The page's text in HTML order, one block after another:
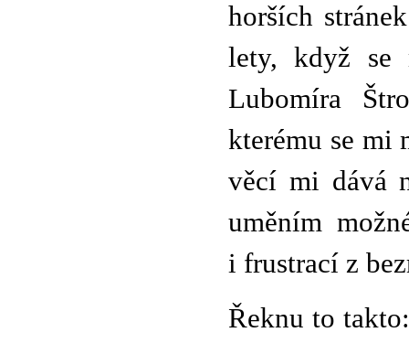
horších
lety, když
Lubomíra
kterému se mi
věcí mi dává
uměním
i frustrací z
Řeknu to